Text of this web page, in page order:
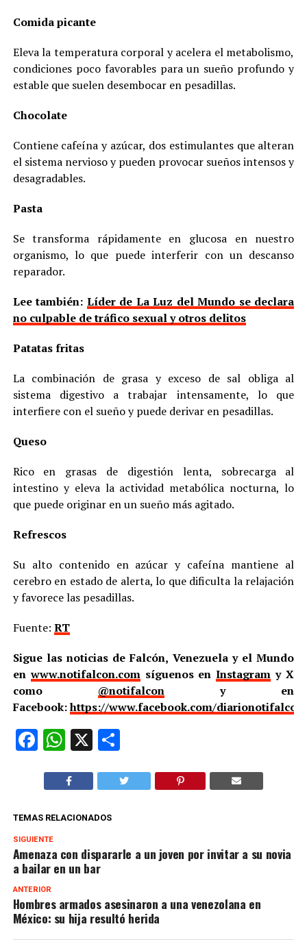
Comida picante
Eleva la temperatura corporal y acelera el metabolismo,
condiciones poco favorables para un sueño profundo y
estable que suelen desembocar en pesadillas.
Chocolate
Contiene cafeína y azúcar, dos estimulantes que alteran
el sistema nervioso y pueden provocar sueños intensos y
desagradables.
Pasta
Se transforma rápidamente en glucosa en nuestro
organismo, lo que puede interferir con un descanso
reparador.
Lee también: Líder de La Luz del Mundo se declara
no culpable de tráfico sexual y otros delitos
Patatas fritas
La combinación de grasa y exceso de sal obliga al
sistema digestivo a trabajar intensamente, lo que
interfiere con el sueño y puede derivar en pesadillas.
Queso
Rico en grasas de digestión lenta, sobrecarga al
intestino y eleva la actividad metabólica nocturna, lo
que puede originar en un sueño más agitado.
Refrescos
Su alto contenido en azúcar y cafeína mantiene al
cerebro en estado de alerta, lo que dificulta la relajación
y favorece las pesadillas.
Fuente: RT
Sigue las noticias de Falcón, Venezuela y el Mundo
enwww.notifalcon.comsíguenos enInstagram y X
como @notifalcony en
Facebook:https://www.facebook.com/
Facebook
WhatsApp
X Compartir
TEMAS RELACIONADOS
SIGUIENTE
Amenaza con dispararle a un joven por invitar a su novia
a bailar en un bar
ANTERIOR
Hombres armados asesinaron a una venezolana en
México: su hija resultó herida